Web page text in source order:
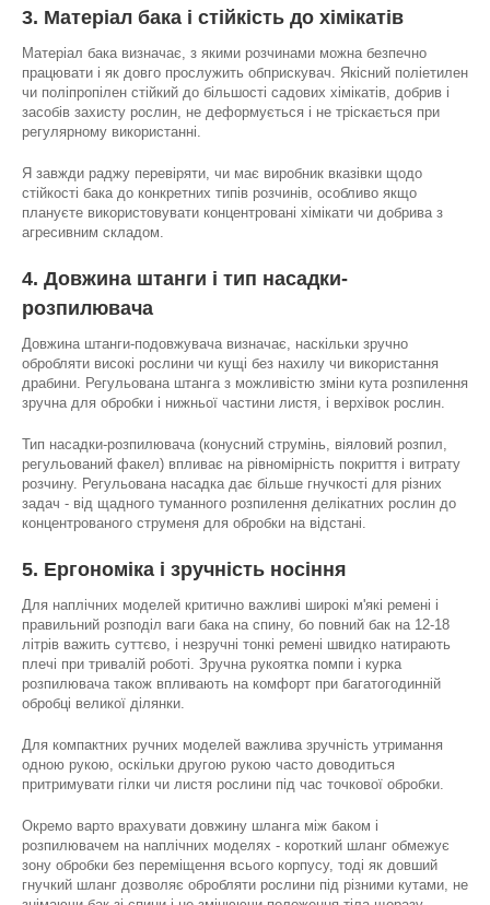
3. Матеріал бака і стійкість до хімікатів
Матеріал бака визначає, з якими розчинами можна безпечно
працювати і як довго прослужить обприскувач. Якісний поліетилен
чи поліпропілен стійкий до більшості садових хімікатів, добрив і
засобів захисту рослин, не деформується і не тріскається при
регулярному використанні.
Я завжди раджу перевіряти, чи має виробник вказівки щодо
стійкості бака до конкретних типів розчинів, особливо якщо
плануєте використовувати концентровані хімікати чи добрива з
агресивним складом.
4. Довжина штанги і тип насадки-
розпилювача
Довжина штанги-подовжувача визначає, наскільки зручно
обробляти високі рослини чи кущі без нахилу чи використання
драбини. Регульована штанга з можливістю зміни кута розпилення
зручна для обробки і нижньої частини листя, і верхівок рослин.
Тип насадки-розпилювача (конусний струмінь, віяловий розпил,
регульований факел) впливає на рівномірність покриття і витрату
розчину. Регульована насадка дає більше гнучкості для різних
задач - від щадного туманного розпилення делікатних рослин до
концентрованого струменя для обробки на відстані.
5. Ергономіка і зручність носіння
Для наплічних моделей критично важливі широкі м'які ремені і
правильний розподіл ваги бака на спину, бо повний бак на 12-18
літрів важить суттєво, і незручні тонкі ремені швидко натирають
плечі при тривалій роботі. Зручна рукоятка помпи і курка
розпилювача також впливають на комфорт при багатогодинній
обробці великої ділянки.
Для компактних ручних моделей важлива зручність утримання
одною рукою, оскільки другою рукою часто доводиться
притримувати гілки чи листя рослини під час точкової обробки.
Окремо варто врахувати довжину шланга між баком і
розпилювачем на наплічних моделях - короткий шланг обмежує
зону обробки без переміщення всього корпусу, тоді як довший
гнучкий шланг дозволяє обробляти рослини під різними кутами, не